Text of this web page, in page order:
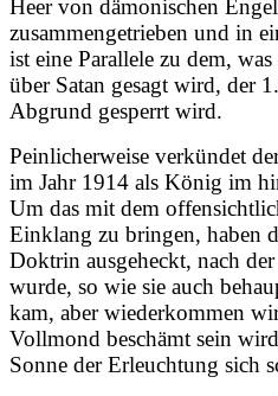
Heer von dämonischen
zusammengetrieben und in
ist eine Parallele zu dem,
über Satan gesagt wird, der
Abgrund gesperrt wird.
Peinlicherweise verkündet
im Jahr 1914 als König im
Um das mit dem
Einklang zu bringen, haben
Doktrin ausgeheckt, nach
wurde, so wie sie auch
kam, aber wiederkommen
Vollmond beschämt sein
Sonne der Erleuchtung sich